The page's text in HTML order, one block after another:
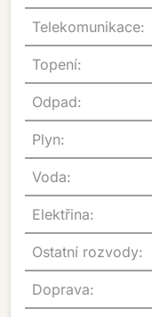
Telekomunikace:
Topení:
Odpad:
Plyn:
Voda:
Elektřina:
Ostatní rozvody:
Doprava: